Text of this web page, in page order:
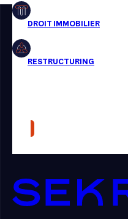
Restructuring
Presse